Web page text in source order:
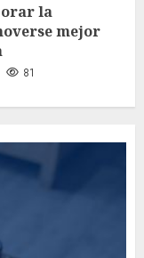
la
mejor
81